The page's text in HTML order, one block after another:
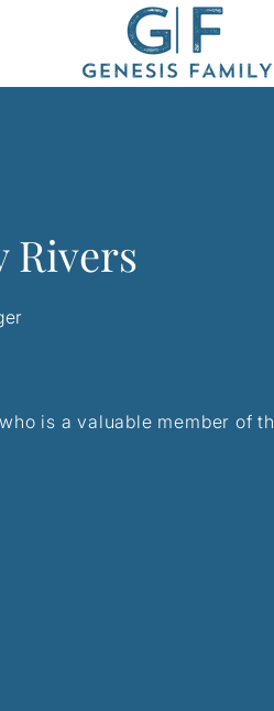
Rivers
is a valuable member of